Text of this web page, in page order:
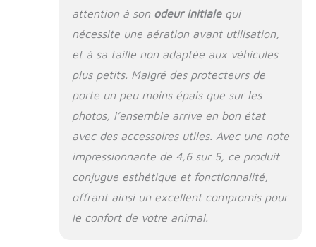
Antidérapants et
Faciles à Nettoyer】
Fabriquée à partir de
matériaux premium à
7 couches, dont du
tissu oxford 4x4
couverture pour chien
est plus résistante et
facile à nettoyer que
standards. Son
système multi-
couches étanche,
attention à son odeur initialequi
nécessite une aération avant utilisation,
et à sa taille non adaptée aux véhicules
plus petits. Malgré des protecteurs de
porte un peu moins épais que sur les
photos, l’ensemble arrive en bon état
avec des accessoires utiles. Avec une note
impressionnante de 4,6 sur 5, ce produit
conjugue esthétique et fonctionnalité,
offrant ainsi un excellent compromis pour
le confort de votre animal.